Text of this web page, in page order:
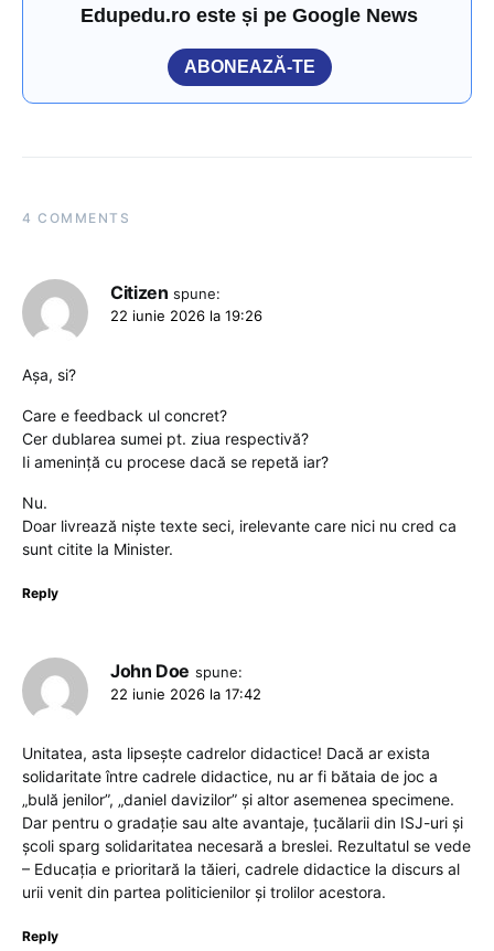
Edupedu.ro este și pe Google News
ABONEAZĂ-TE
4 COMMENTS
Citizen spune:
22 iunie 2026 la 19:26
Așa, si?
Care e feedback ul concret?
Cer dublarea sumei pt. ziua respectivă?
Ii amenință cu procese dacă se repetă iar?
Nu.
Doar livrează niște texte seci, irelevante care nici nu cred ca
sunt citite la Minister.
Reply
John Doe spune:
22 iunie 2026 la 17:42
Unitatea, asta lipsește cadrelor didactice! Dacă ar exista
solidaritate între cadrele didactice, nu ar fi bătaia de joc a
„bulă jenilor”, „daniel davizilor” și altor asemenea specimene.
Dar pentru o gradație sau alte avantaje, țucălarii din ISJ-uri și
școli sparg solidaritatea necesară a breslei. Rezultatul se vede
– Educația e prioritară la tăieri, cadrele didactice la discurs al
urii venit din partea politicienilor și trolilor acestora.
Reply